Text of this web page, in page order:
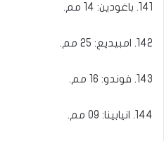
141. باغودين: 14 مم.
142. امبيديع: 25 مم.
143. فوندو: 16 مم.
144. انيابينا: 09 مم.